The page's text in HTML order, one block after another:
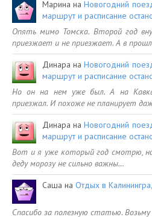
Марина наНовогодний
маршрут и расписание
Опять мимо Томска. Второй год
приезжает и не приезжает. А в
Динара наНовогодний
маршрут и расписание
Но он на нем уже был. А на
приезжал. И похоже не планирует
Динара наНовогодний
маршрут и расписание
Вот и я уже который год смотрю,
деду морозу не сильно важны…
Саша на Отдых в
Спасибо за полезную статью.